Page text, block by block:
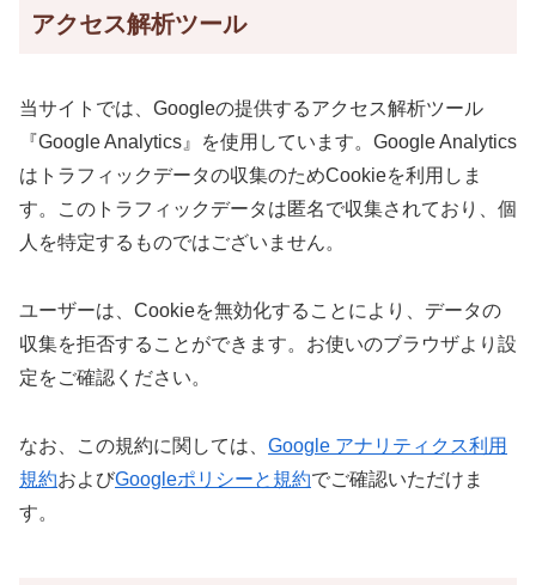
アクセス解析ツール
当サイトでは、Googleの提供するアクセス解析ツール
『Google Analytics』を使用しています。Google Analytics
はトラフィックデータの収集のためCookieを利用しま
す。このトラフィックデータは匿名で収集されており、個
人を特定するものではございません。
ユーザーは、Cookieを無効化することにより、データの
収集を拒否することができます。お使いのブラウザより設
定をご確認ください。
なお、この規約に関しては、 Google アナリティクス利用
規約およびGoogleポリシーと規約でご確認いただけま
す。